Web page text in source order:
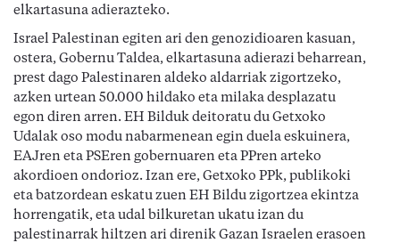
elkartasuna adierazteko.
Israel Palestinan egiten ari den genozidioaren kasuan,
ostera, Gobernu Taldea, elkartasuna adierazi beharrean,
prest dago Palestinaren aldeko aldarriak zigortzeko,
azken urtean 50.000 hildako eta milaka desplazatu
egon diren arren. EH Bilduk deitoratu du Getxoko
Udalak oso modu nabarmenean egin duela eskuinera,
EAJren eta PSEren gobernuaren eta PPren arteko
akordioen ondorioz. Izan ere, Getxoko PPk, publikoki
eta batzordean eskatu zuen EH Bildu zigortzea ekintza
horrengatik, eta udal bilkuretan ukatu izan du
palestinarrak hiltzen ari direnik Gazan Israelen erasoen